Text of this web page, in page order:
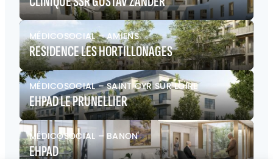
MÉDICOSOCIAL–AMIENS
RESIDENCE LES HORTILLONAGES
MÉDICOSOCIAL–SAINT CYR SUR LOIRE
EHPAD LE PRUNELLIER
MÉDICOSOCIAL – BANON
EHPAD